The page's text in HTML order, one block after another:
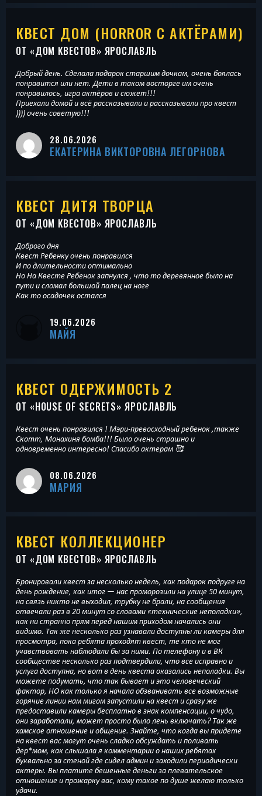
КВЕСТ ДОМ (HORROR С АКТЁРАМИ)
ОТ «ДОМ КВЕСТОВ» ЯРОСЛАВЛЬ
Добрый день. Сделала подарок старшим дочкам, очень боялась
понравится или нет. Дети в таком восторге им очень
понравилось, игра актёров и сюжет!!!
Приехали домой и всё рассказывали и рассказывали про квест
)))) очень советую!!!
28.06.2026
ЕКАТЕРИНА ВИКТОРОВНА ЛЕГОРНОВА
КВЕСТ ДИТЯ ТВОРЦА
ОТ «ДОМ КВЕСТОВ» ЯРОСЛАВЛЬ
Доброго дня
Квест Ребенку очень понравился
И по длительности оптимально
Но На Квесте Ребенок запнулся , что то деревянное было на
пути и сломал большой палец на ноге
Как то осадочек остался
19.06.2026
МАЙЯ
КВЕСТ ОДЕРЖИМОСТЬ 2
ОТ «HOUSE OF SECRETS» ЯРОСЛАВЛЬ
Квест очень понравился ! Мэри-превосходный ребенок ,также
Скотт, Монахиня бомба!!! Было очень страшно и
одновременно интересно! Спасибо актерам 🥰
08.06.2026
МАРИЯ
КВЕСТ КОЛЛЕКЦИОНЕР
ОТ «ДОМ КВЕСТОВ» ЯРОСЛАВЛЬ
Бронировали квест за несколько недель, как подарок подруге на
день рождение, как итог — нас проморозили на улице 50 минут,
на связь никто не выходил, трубку не брали, на сообщения
отвечали раз в 20 минут со словами «технические неполадки»,
как ни странно прям перед нашим приходом начались они
видимо. Так же несколько раз узнавали доступны ли камеры для
просмотра, пока ребята проходят квест, те кто не мог
учавствовать наблюдали бы за ними. По телефону и в ВК
сообществе несколько раз подтвердили, что все исправно и
услуга доступна, но вот в день квеста оказались неполадки. Вы
можете подумать, что так бывает и это человеческий
фактор, НО как только я начала обзванивать все возможные
горячие линии нам мигом запустили на квест и сразу же
предоставили камеры бесплатно в знак компенсации, о чудо,
они заработали, может просто было лень включать? Так же
хамское отношение и общение. Знайте, что когда вы придете
на квест вас могут очень сладко обсуждать и поливать
дер*мом, как слышала я комментарии о наших ребятах
буквально за стеной где сидел админ и заходили периодически
актеры. Вы платите бешенные деньги за плевательское
отношение и прожарку вас, кому такое по душе желаю только
удачи.